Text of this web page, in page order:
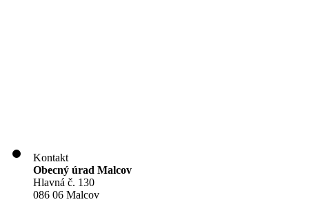
Kontakt
Obecný úrad Malcov
Hlavná č. 130
086 06 Malcov